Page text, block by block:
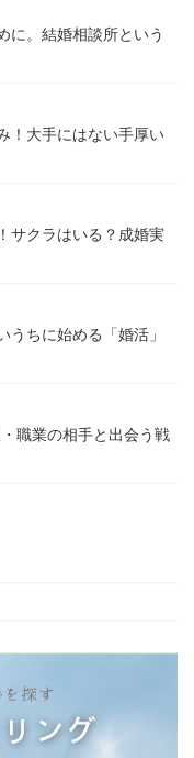
に。結婚相談所という
！大手にはない手厚い
サクラはいる？成婚実
うちに始める「婚活」
職業の相手と出会う戦